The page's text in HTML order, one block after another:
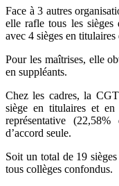
Face à 3 autres
elle rafle tous les sièges
avec 4 sièges en titulaires
Pour les maîtrises, elle
en suppléants.
Chez les cadres, la
siège en titulaires et en
représentative
d’accord seule.
Soit un total de 19
tous collèges confondus.